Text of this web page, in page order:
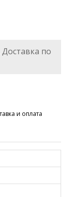
Доставка по
и оплата